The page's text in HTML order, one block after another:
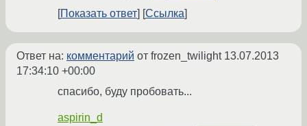
Показать ответ Ссылка
Ответ на: комментарий от frozen_twilight 13.07.2013
17:34:10 +00:00
спасибо, буду пробовать...
aspirin_d